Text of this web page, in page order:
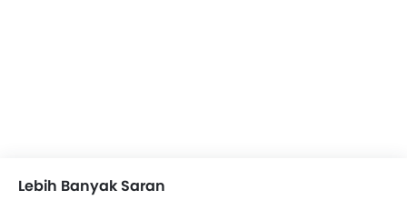
Asuransi Motor
Lebih Banyak Saran